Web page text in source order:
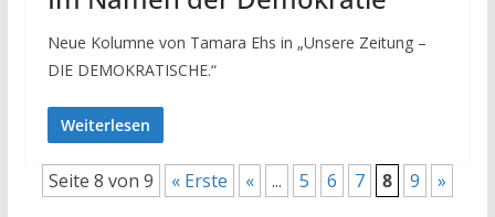
Neue Kolumne von Tamara Ehs in „Unsere Zeitung –
DIE DEMOKRATISCHE.“
Weiterlesen
Seite 8 von 9 « Erste « ... 5 6 7 8 9 »